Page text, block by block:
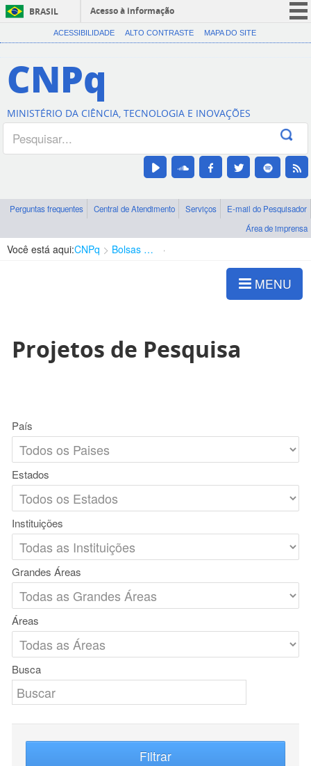
BRASIL
Acesso à informação
CORONAVÍRUS (COVID-19)
Canais
ACESSIBILIDADE ALTO CONTRASTE MAPA DO SITE
CNPq
MINISTÉRIO DA CIÊNCIA, TECNOLOGIA E INOVAÇÕES
Perguntas frequentes Central de Atendimento Serviços
E-mail do Pesquisador
Área de imprensa
Você está aqui:CNPq Bolsas e Auxílios Vigentes
MENU
Projetos de Pesquisa
País
Estados
Instituições
Grandes Áreas
Áreas
Busca
Filtrar